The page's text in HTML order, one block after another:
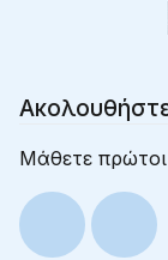
Μάθετε πρώτοι